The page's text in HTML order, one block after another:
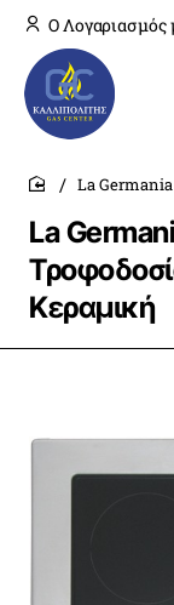
O Λογαριασμός
La
Κεραμική
home
La Germania